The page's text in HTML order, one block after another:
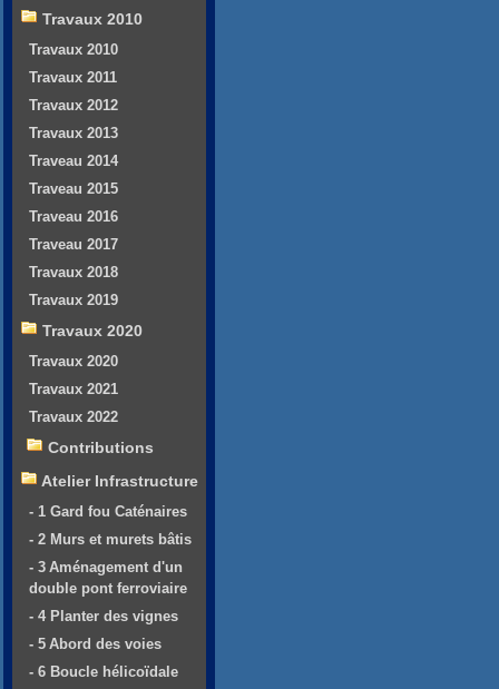
Travaux 2010
Travaux 2010
Travaux 2011
Travaux 2012
Travaux 2013
Traveau 2014
Traveau 2015
Traveau 2016
Traveau 2017
Travaux 2018
Travaux 2019
Travaux 2020
Travaux 2020
Travaux 2021
Travaux 2022
Contributions
Atelier Infrastructure
- 1 Gard fou Caténaires
- 2 Murs et murets bâtis
- 3 Aménagement d'un
double pont ferroviaire
- 4 Planter des vignes
- 5 Abord des voies
- 6 Boucle hélicoïdale